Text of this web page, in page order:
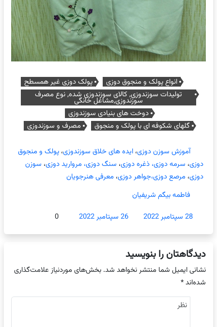
انواع پولک و منجوق دوزی
پولک دوزی غیر همسطح
تولیدات سوزندوزی, کالای سوزندوزی شده, نوع مصرف
سوزندوزی,مشاغل خانگی
دوخت های بنیادی سوزندوزی
گلهای شکوفه ای با پولک و منجوق
مصرف و سوزندوزی
آموزش سوزن دوزی،ایده های خلاق سوزندوزی،پولک و منجوق
دوزی، سرمه دوزی، ذغره دوزی، سنگ دوزی، مروارید دوزی، سوزن
دوزی،مرصع دوزی،جواهر دوزی،معرفی هنرجویان
فاطمه بیگم شریفیان
28 سپتامبر 2022
26 سپتامبر 2022 0
دیدگاهتان را بنویسید
نشانی ایمیل شما منتشر نخواهد شد. بخش‌های موردنیاز علامت‌گذاری
شده‌اند*